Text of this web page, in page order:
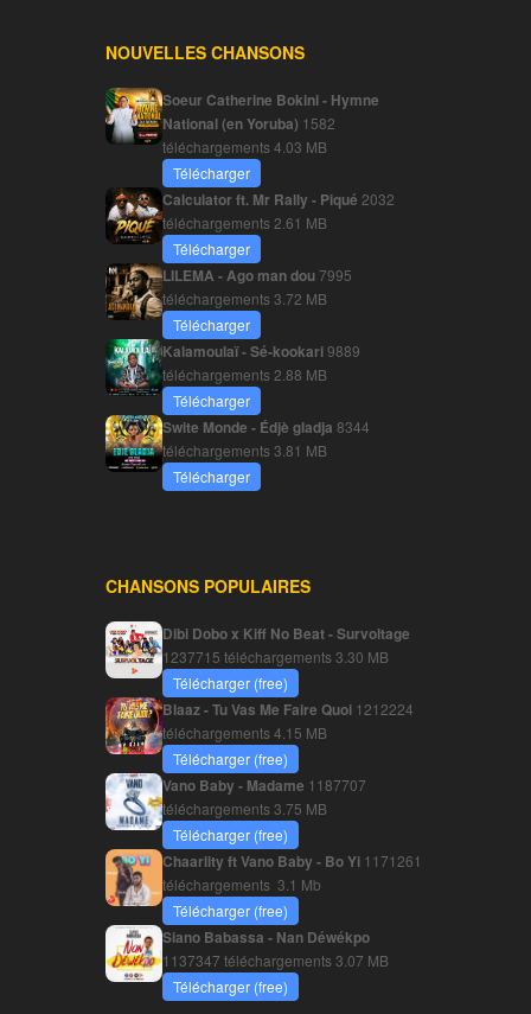
NOUVELLES CHANSONS
Soeur Catherine Bokini - Hymne
National (en Yoruba) 1582
téléchargements4.03 MB
Télécharger
Calculator ft. Mr Rally - Piqué 2032
téléchargements 2.61 MB
Télécharger
LILEMA - Ago man dou7995
téléchargements3.72 MB
Télécharger
Kalamoulaï - Sé-kookari9889
téléchargements 2.88 MB
Télécharger
Swite Monde - Édjè gladja 8344
téléchargements3.81 MB
Télécharger
CHANSONS POPULAIRES
Dibi Dobo x Kiff No Beat - Survoltage
1237715 téléchargements3.30 MB
Télécharger (free)
Blaaz - Tu Vas Me Faire Quoi 1212224
téléchargements4.15 MB
Télécharger (free)
Vano Baby - Madame 1187707
téléchargements3.75 MB
Télécharger (free)
Chaarlity ft Vano Baby - Bo Yi 1171261
téléchargements 3.1 Mb
Télécharger (free)
Siano Babassa - Nan Déwékpo
1137347 téléchargements3.07 MB
Télécharger (free)